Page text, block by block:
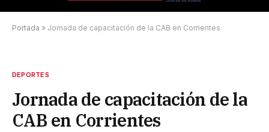
Portada » Jornada de capacitación de la CAB en Corrientes
DEPORTES
Jornada de capacitación de la
CAB en Corrientes